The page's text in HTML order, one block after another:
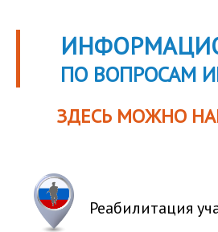
ПО ВОПРОСАМ
ЗДЕСЬ МОЖНО
Реабилитация